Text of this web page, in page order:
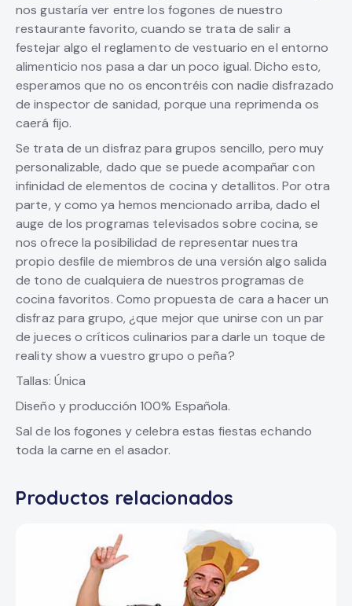
nos gustaría ver entre los fogones de nuestro
restaurante favorito, cuando se trata de salir a
festejar algo el reglamento de vestuario en el entorno
alimenticio nos pasa a dar un poco igual. Dicho esto,
esperamos que no os encontréis con nadie disfrazado
de inspector de sanidad, porque una reprimenda os
caerá fijo.
Se trata de un disfraz para grupos sencillo, pero muy
personalizable, dado que se puede acompañar con
infinidad de elementos de cocina y detallitos. Por otra
parte, y como ya hemos mencionado arriba, dado el
auge de los programas televisados sobre cocina, se
nos ofrece la posibilidad de representar nuestra
propio desfile de miembros de una versión algo salida
de tono de cualquiera de nuestros programas de
cocina favoritos. Como propuesta de cara a hacer un
disfraz para grupo, ¿que mejor que unirse con un par
de jueces o críticos culinarios para darle un toque de
reality show a vuestro grupo o peña?
Tallas: Única
Diseño y producción 100% Española.
Sal de los fogones y celebra estas fiestas echando
toda la carne en el asador.
Productos relacionados